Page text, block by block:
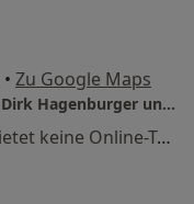
• Zu Google Maps
Hausarztpraxis Ruwertal Dr.med. Dirk Hagenburger und Christian Kühn
Dieser Arzt bzw. diese Ärztin bietet keine Online-Terminbuchung an diesem Standort an.